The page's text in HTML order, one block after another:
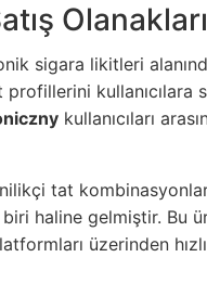
Olanakları
sigara likitleri
kullanıcılara
kullanıcıları
tat
haline gelmiştir. Bu
üzerinden